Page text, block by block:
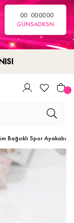
00
GÜN
00
SA
00
DK
00
SN
Bağcıklı Spor Ayakabı